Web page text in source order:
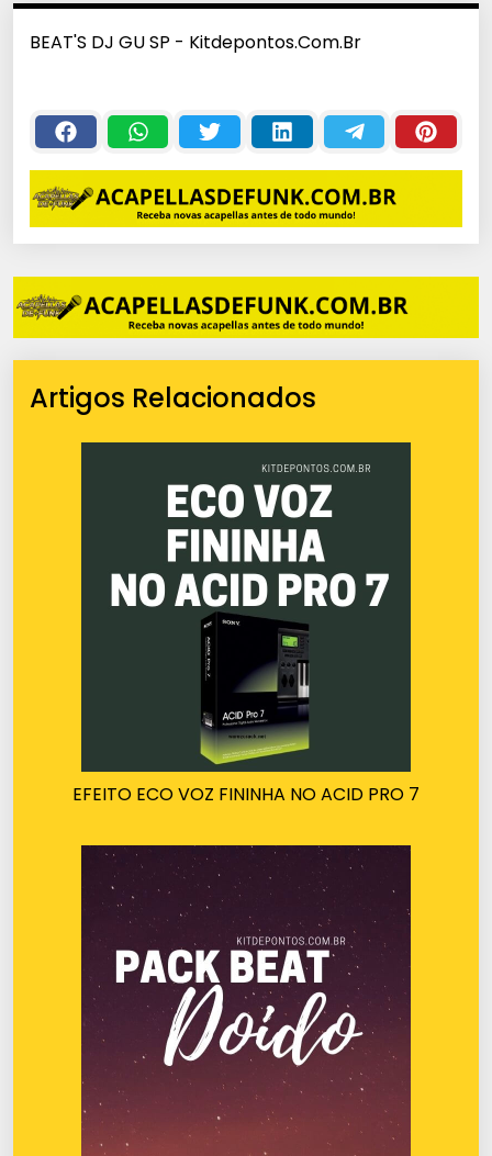
BEAT'S DJ GU SP - Kitdepontos.Com.Br
Artigos Relacionados
EFEITO ECO VOZ FININHA NO ACID PRO 7